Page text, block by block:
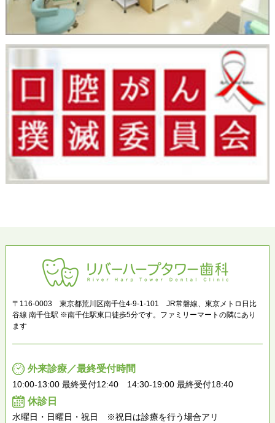
〒116-0003 東京都荒川区南千住4-9-1-101 JR常磐線、東京メトロ日比
谷線 南千住駅 ※南千住駅東口徒歩5分です。ファミリーマートの隣にあり
ます
外来診療／最終受付時間
10:00-13:00 最終受付12:40 14:30-19:00 最終受付18:40
休診日
水曜日・日曜日・祝日 ※祝日は診療を行う場合アリ